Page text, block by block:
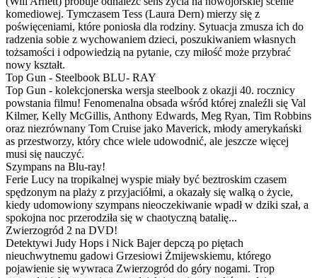
komediowej. Tymczasem Tess (Laura Dern) mierzy się z
poświęceniami, które poniosła dla rodziny. Sytuacja zmusza ich do
radzenia sobie z wychowaniem dzieci, poszukiwaniem własnych
tożsamości i odpowiedzią na pytanie, czy miłość może przybrać
nowy kształt.
Top Gun - Steelbook BLU- RAY
Top Gun - kolekcjonerska wersja steelbook z okazji 40. rocznicy
powstania filmu! Fenomenalna obsada wśród której znaleźli się Val
Kilmer, Kelly McGillis, Anthony Edwards, Meg Ryan, Tim Robbins
oraz niezrównany Tom Cruise jako Maverick, młody amerykański
as przestworzy, który chce wiele udowodnić, ale jeszcze więcej
musi się nauczyć.
Szympans na Blu-ray!
Ferie Lucy na tropikalnej wyspie miały być beztroskim czasem
spędzonym na plaży z przyjaciółmi, a okazały się walką o życie,
kiedy udomowiony szympans nieoczekiwanie wpadł w dziki szał, a
spokojna noc przerodziła się w chaotyczną batalię...
Zwierzogród 2 na DVD!
Detektywi Judy Hops i Nick Bajer depczą po piętach
nieuchwytnemu gadowi Grzesiowi Żmijewskiemu, którego
pojawienie się wywraca Zwierzogród do góry nogami. Trop